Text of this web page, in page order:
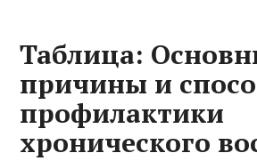
Таблица:
причины и
профилактики
хронического